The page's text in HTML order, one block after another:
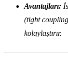
Avantajları:
(tight
kolaylaştırır.